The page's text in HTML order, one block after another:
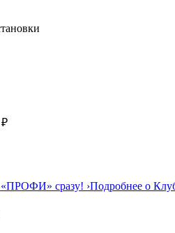
«ПРОФИ» сразу! ›Подробнее о